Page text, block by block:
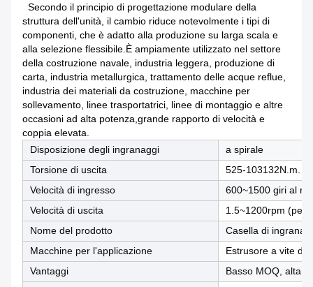
Secondo il principio di progettazione modulare della
struttura dell'unità, il cambio riduce notevolmente i tipi di
componenti, che è adatto alla produzione su larga scala e
alla selezione flessibile.È ampiamente utilizzato nel settore
della costruzione navale, industria leggera, produzione di
carta, industria metallurgica, trattamento delle acque reflue,
industria dei materiali da costruzione, macchine per
sollevamento, linee trasportatrici, linee di montaggio e altre
occasioni ad alta potenza,grande rapporto di velocità e
coppia elevata.
Disposizione degli ingranaggi
a spirale
Torsione di uscita
525-103132N.m.
Velocità di ingresso
600~1500 giri al
Velocità di uscita
1.5~1200rpm
Nome del prodotto
Casella di
Macchine per l'applicazione
Estrusore a vite
Vantaggi
Basso MOQ, alta